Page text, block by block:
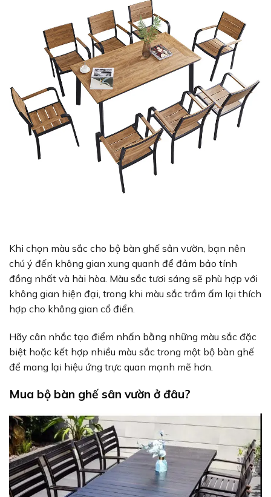
Khi chọn màu sắc cho bộ bàn ghế sân vườn, bạn nên
chú ý đến không gian xung quanh để đảm bảo tính
đồng nhất và hài hòa. Màu sắc tươi sáng sẽ phù hợp với
không gian hiện đại, trong khi màu sắc trầm ấm lại thích
hợp cho không gian cổ điển.
Hãy cân nhắc tạo điểm nhấn bằng những màu sắc đặc
biệt hoặc kết hợp nhiều màu sắc trong một bộ bàn ghế
để mang lại hiệu ứng trực quan mạnh mẽ hơn.
Mua bộ bàn ghế sân vườn ở đâu?